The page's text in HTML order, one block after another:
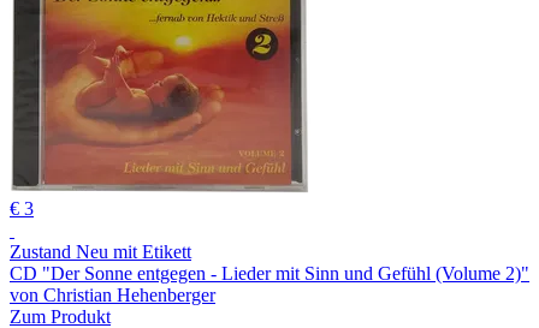
€ 3
Zustand Neu mit Etikett
CD "Der Sonne entgegen - Lieder mit Sinn und Gefühl (Volume 2)"
von Christian Hehenberger
Zum Produkt